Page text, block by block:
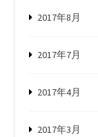
2017年8月
2017年7月
2017年4月
2017年3月